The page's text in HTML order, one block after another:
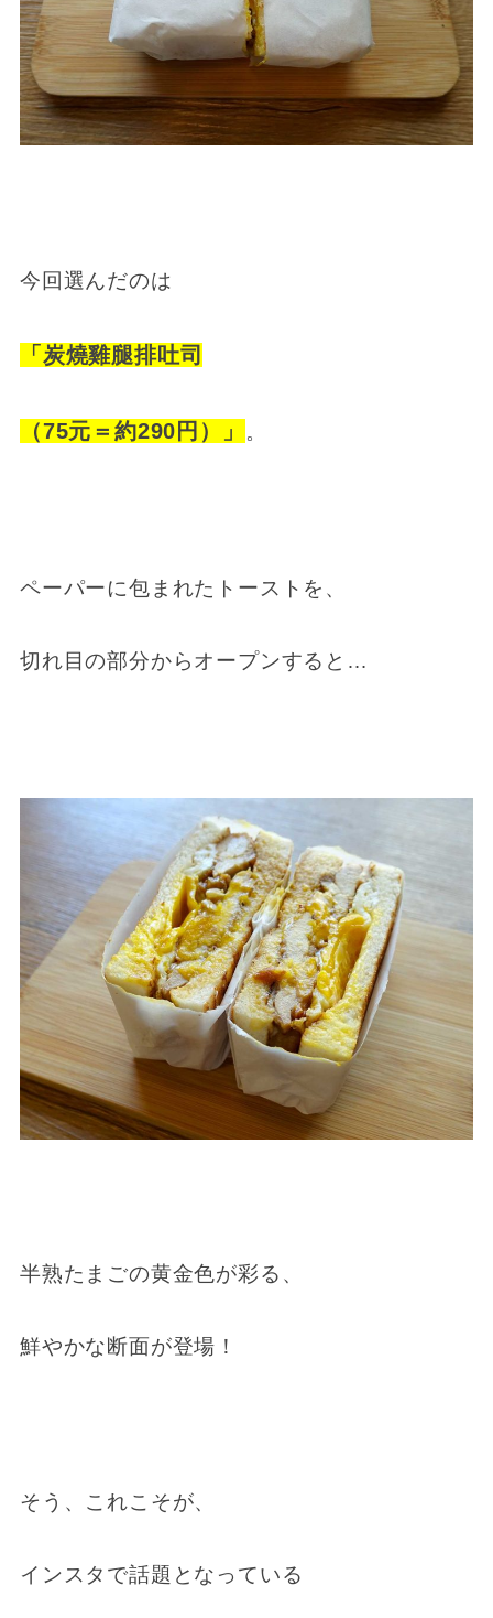
今回選んだのは
「炭燒雞腿排吐司
（75元＝約290円）」 。
ペーパーに包まれたトーストを、
切れ目の部分からオープンすると…
半熟たまごの黄金色が彩る、
鮮やかな断面が登場！
そう、これこそが、
インスタで話題となっている